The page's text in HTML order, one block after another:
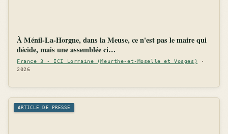
À Ménil-La-Horgne, dans la Meuse, ce n'est pas le maire qui
décide, mais une assemblée ci…
France 3 - ICI Lorraine (Meurthe-et-Moselle et Vosges)
·
2026
ARTICLE DE PRESSE